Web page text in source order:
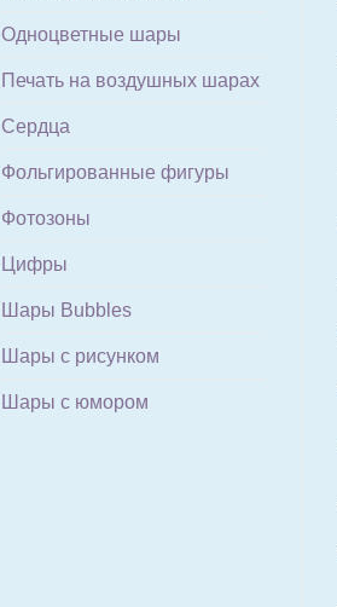
Одноцветные шары
Печать на воздушных шарах
Сердца
Фольгированные фигуры
Фотозоны
Цифры
Шары Bubbles
Шары с рисунком
Шары с юмором